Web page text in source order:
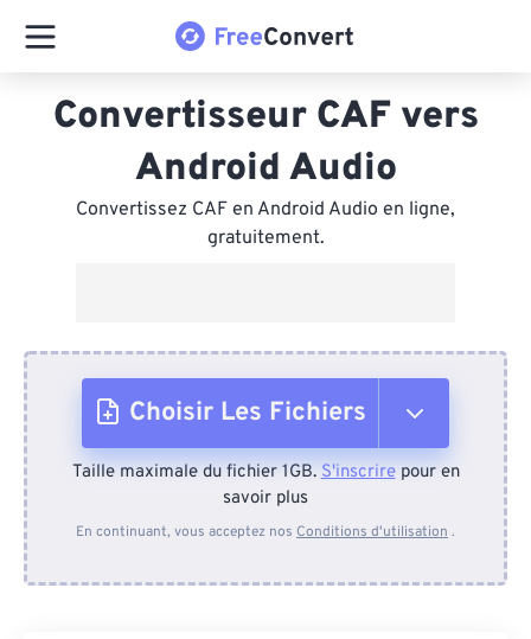
Convertisseur CAF vers
Android Audio
Convertissez CAF en Android Audio en ligne,
gratuitement.
Choisir Les Fichiers
Depuis l'appareil
Taille maximale du fichier 1GB.S'inscrirepour en
savoir plus
En continuant, vous acceptez nos Conditions d'utilisation .